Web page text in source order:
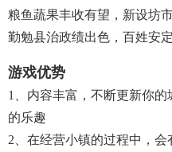
粮鱼蔬果丰收有望，新设坊
勤勉县治政绩出色，百姓安
游戏优势
1、内容丰富，不断更新你
的乐趣
2、在经营小镇的过程中，